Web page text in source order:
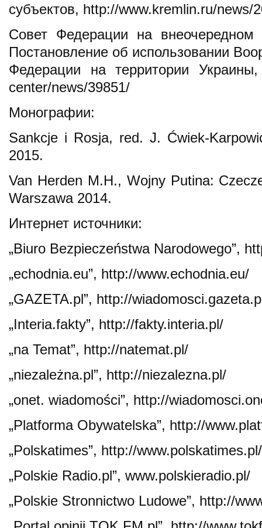
субъектов, http://www.kremlin.ru/news/
Совет Федерации на внеочередном
Постановление об использовании
Федерации на территории Украины,
center/news/39851/
Монографии:
Sankcje i Rosja, red. J. Ćwiek-
2015.
Van Herden M.H., Wojny Putina:
Warszawa 2014.
Интернет источники:
„Biuro Bezpieczeństwa Narodowego”,
„echodnia.eu”, http://www.echodnia.eu/
„GAZETA.pl”, http://
„Interia.fakty”, http://fakty.interia.pl/
„na Temat”, http://natemat.pl/
„niezależna.pl”, http://niezalezna.pl/
„onet. wiadomości”, http://
„Platforma Obywatelska”, http://
„Polskatimes”, http://www.polskatimes.pl/
„Polskie Radio.pl”, www.polskieradio.pl/
„Polskie Stronnictwo Ludowe”, http://